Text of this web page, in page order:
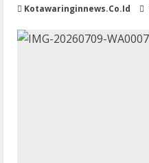
Kotawaringinnews.co.id